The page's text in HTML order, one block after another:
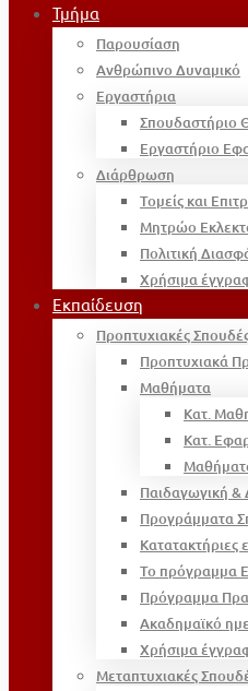
Τμήμα
Παρουσίαση
Ανθρώπινο Δυναμικό
Εργαστήρια
Σπουδαστήριο
Εργαστήριο
Διάρθρωση
Τομείς και
Μητρώο
Πολιτική
Χρήσιμα
Εκπαίδευση
Προπτυχιακές
Προπτυχιακά
Μαθήματα
Κατ.
Κατ.
Παιδαγωγική &
Προγράμματα
Κατατακτήριες
Το πρόγραμμα
Πρόγραμμα
Ακαδημαϊκό
Χρήσιμα
Μεταπτυχιακές